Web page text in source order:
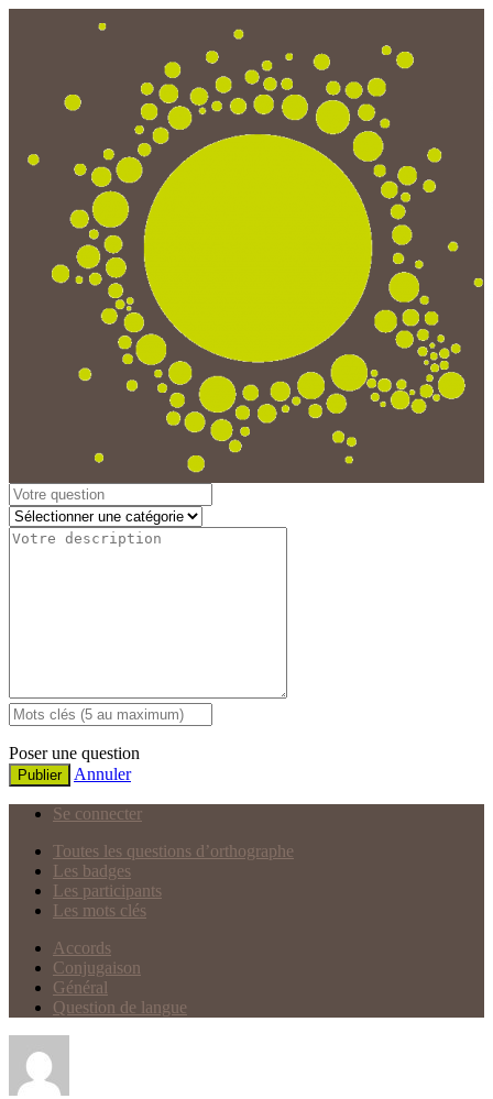
Poser une question
Publier Annuler
Se connecter
Toutes les questions d’orthographe
Les badges
Les participants
Les mots clés
Accords
Conjugaison
Général
Question de langue